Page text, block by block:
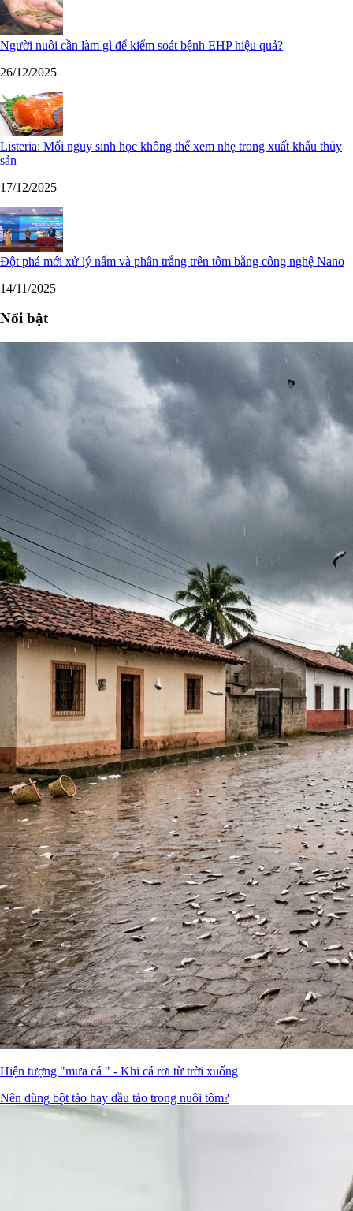
Người nuôi cần làm gì để kiểm soát bệnh EHP hiệu quả?
26/12/2025
Listeria: Mối nguy sinh học không thể xem nhẹ trong xuất khẩu thủy
sản
17/12/2025
Đột phá mới xử lý nấm và phân trắng trên tôm bằng công nghệ Nano
14/11/2025
Nổi bật
Hiện tượng "mưa cá " - Khi cá rơi từ trời xuống
Nên dùng bột tảo hay dầu tảo trong nuôi tôm?